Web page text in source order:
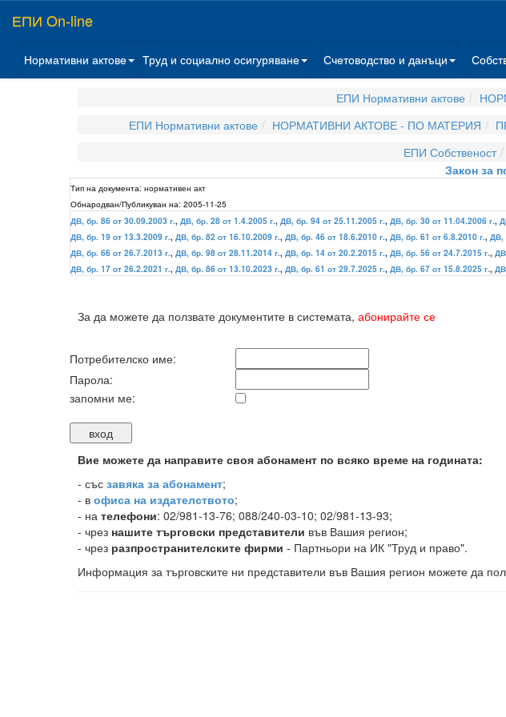
ЕПИ On-line
Нормативни актове Труд и социално осигуряване Счетоводство и данъци
ЕПИ Нормативни актове
ЕПИ Нормативни актове
НОРМАТИВНИ АКТОВЕ - ПО МАТЕРИЯ
ЕПИ Собственост
Закон за
Тип на документа: нормативен акт
Обнародван/Публикуван на: 2005-11-25
ДВ, бр. 86 от 30.09.2003 г., ДВ, бр. 28 от 1.4.2005 г., ДВ, бр. 94 от 25.11.2005 г., ДВ, бр. 30 от 11.04.2006 г.,
ДВ, бр. 19 от 13.3.2009 г., ДВ, бр. 82 от 16.10.2009 г., ДВ, бр. 46 от 18.6.2010 г., ДВ, бр. 61 от 6.8.2010 г., ДВ,
ДВ, бр. 66 от 26.7.2013 г., ДВ, бр. 98 от 28.11.2014 г., ДВ, бр. 14 от 20.2.2015 г., ДВ, бр. 56 от 24.7.2015 г.,
ДВ, бр. 17 от 26.2.2021 г., ДВ, бр. 86 от 13.10.2023 г., ДВ, бр. 61 от 29.7.2025 г., ДВ, бр. 67 от 15.8.2025 г.,
За да можете да ползвате документите в системата, абонирайте се
Потребителско име:
Парола:
запомни ме:
Вие можете да направите своя абонамент по всяко време на годината:
- със завяка за абонамент;
- в офиса на издателството;
- на телефони: 02/981-13-76; 088/240-03-10; 02/981-13-93;
- чрез нашите търговски представители във Вашия регион;
- чрез разпространителските фирми - Партньори на ИК "Труд и право".
Информация за търговските ни представители във Вашия регион можете да